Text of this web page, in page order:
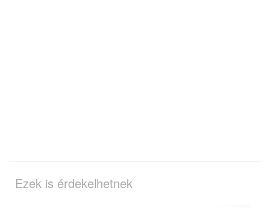
Ezek is érdekelhetnek